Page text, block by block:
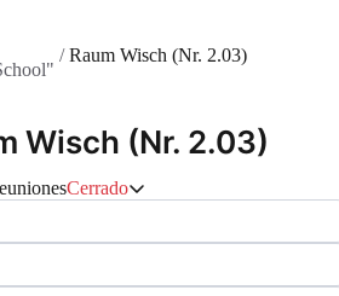
/Raum Wisch (Nr. 2.03)
Wisch (Nr. 2.03)
Cerrado